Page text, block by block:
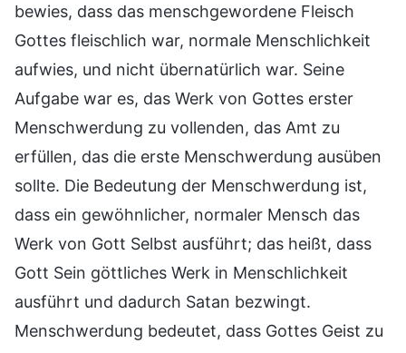
bewies, dass das menschgewordene Fleisch
Gottes fleischlich war, normale Menschlichkeit
aufwies, und nicht übernatürlich war. Seine
Aufgabe war es, das Werk von Gottes erster
Menschwerdung zu vollenden, das Amt zu
erfüllen, das die erste Menschwerdung ausüben
sollte. Die Bedeutung der Menschwerdung ist,
dass ein gewöhnlicher, normaler Mensch das
Werk von Gott Selbst ausführt; das heißt, dass
Gott Sein göttliches Werk in Menschlichkeit
ausführt und dadurch Satan bezwingt.
Menschwerdung bedeutet, dass Gottes Geist zu